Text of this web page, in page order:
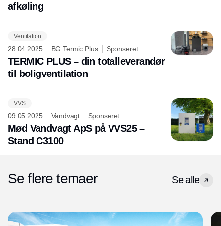
afkøling
Ventilation
28.04.2025 BG Termic Plus Sponseret
TERMIC PLUS – din totalleverandør
til boligventilation
VVS
09.05.2025 Vandvagt Sponseret
Mød Vandvagt ApS på VVS25 –
Stand C3100
Se flere temaer Se alle